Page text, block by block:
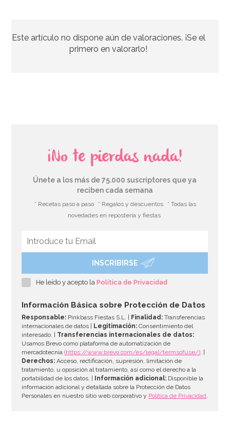
8,95€
Set 3 Cortadores Princesa - Wilton
AÑADIR
Este artículo no dispone aún de valoraciones. ¡Se el
primero en valorarlo!
¡No te pierdas nada!
Únete a los más de 75.000 suscriptores que ya
reciben cada semana
* Recetas paso a paso * Regalos y descuentos
* Todas las
novedades en repostería y fiestas
INSCRIBIRSE
He leído y acepto laPolítica de Privacidad
Información Básica sobre Protección de Datos
Responsable: Pinkbass Fiestas S.L. | Finalidad: Transferencias
internacionales de datos |
Legitimación: Consentimiento del
interesado. | Transferencias internacionales de datos:
Usamos Brevo como plataforma de automatización de
mercadotecnia(https://www.brevo.com/es/legal/termsofuse/). |
Derechos: Acceso, rectificación, supresión, limitación de
tratamiento, u oposición al tratamiento, así como el derecho a la
portabilidad de los datos. |
Información adicional: Disponible la
información adicional y detallada sobre la Protección de Datos
Personales en nuestro sitio web corporativo y Política de Privacidad.